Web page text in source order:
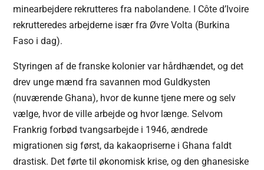
minearbejdere rekrutteres fra nabolandene. I Côte d’Ivoire
rekrutteredes arbejderne især fra Øvre Volta (Burkina
Faso i dag).
Styringen af de franske kolonier var hårdhændet, og det
drev unge mænd fra savannen mod Guldkysten
(nuværende Ghana), hvor de kunne tjene mere og selv
vælge, hvor de ville arbejde og hvor længe. Selvom
Frankrig forbød tvangsarbejde i 1946, ændrede
migrationen sig først, da kakaopriserne i Ghana faldt
drastisk. Det førte til økonomisk krise, og den ghanesiske